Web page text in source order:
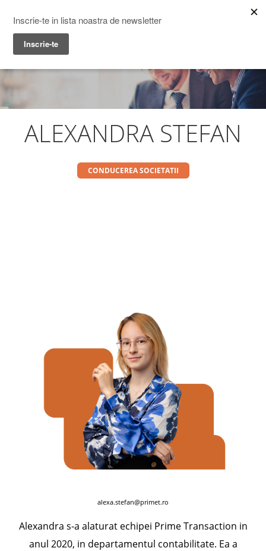
Menu
Prime Transaction
ALEXANDRA STEFAN
CONDUCEREA SOCIETATII
alexa.stefan@primet.ro
Alexandra s-a alaturat echipei Prime Transaction in
anul 2020, in departamentul contabilitate. Ea a